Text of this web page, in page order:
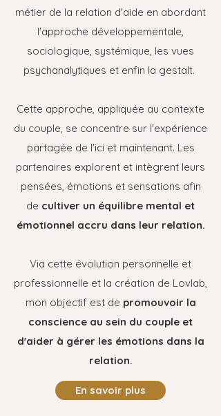
métier de la relation d'aide en abordant
l'approche développementale,
sociologique, systémique, les vues
psychanalytiques et enfin la gestalt.
Cette approche, appliquée au contexte
du couple, se concentre sur l'expérience
partagée de l'ici et maintenant. Les
partenaires explorent et intègrent leurs
pensées, émotions et sensations afin
de cultiver un équilibre mental et
émotionnel accru dans leur relation.
Via cette évolution personnelle et
professionnelle et la création de Lovlab,
mon objectif est de promouvoir la
conscience au sein du couple et
d'aider à gérer les émotions dans la
relation.
En savoir plus